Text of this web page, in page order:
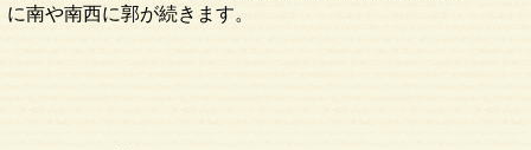
に南や南西に郭が続きます。